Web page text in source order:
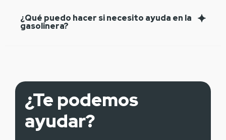
¿Qué puedo hacer si necesito ayuda en la
gasolinera?
¿Te podemos
ayudar?